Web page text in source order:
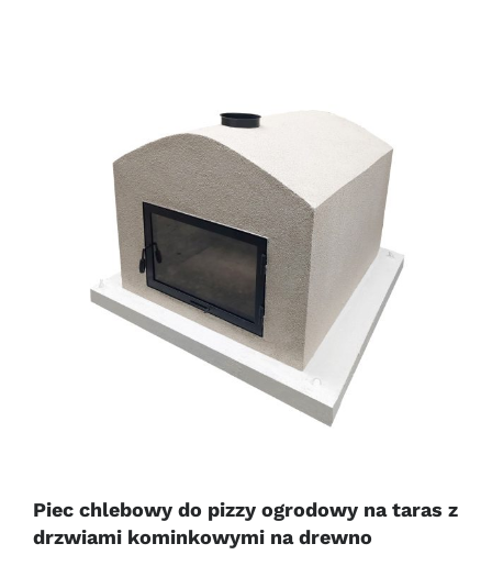
Piec chlebowy do pizzy ogrodowy na taras z
drzwiami kominkowymi na drewno